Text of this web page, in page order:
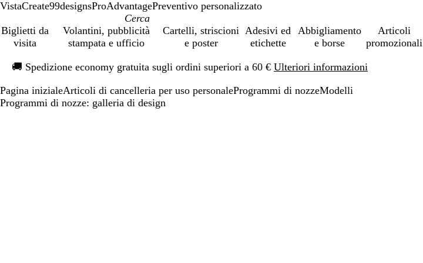
VistaCreate99designsProAdvantagePreventivo personalizzato
Biglietti da
visita
Volantini, pubblicità
stampata e ufficio
Cartelli, striscioni
e poster
Adesivi ed
etichette
Abbigliamento
e borse
Articoli
promozionali
🚚 Spedizione economy gratuita sugli ordini superiori a 60 € Ulteriori informazioni
1
Pagina inizialeArticoli di cancelleria per uso personaleProgrammi di nozzeModelli
Programmi di nozze: galleria di design